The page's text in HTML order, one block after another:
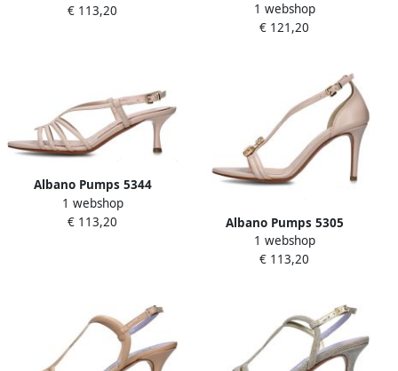
€ 113,20
1 webshop
€ 121,20
Albano Pumps 5344
1 webshop
€ 113,20
Albano Pumps 5305
1 webshop
€ 113,20